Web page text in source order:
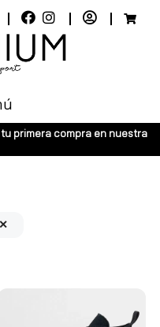
Envíos gratuitos a toda